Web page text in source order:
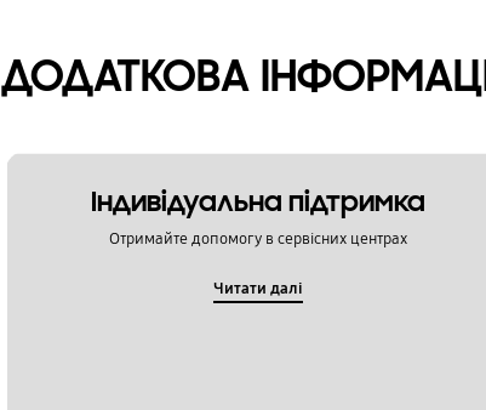
ДОДАТКОВА
Індивідуальна підтримка
Отримайте допомогу в сервісних центрах
Читати далі